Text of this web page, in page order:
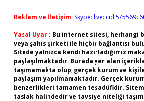
Reklam ve İletişim: Skype:
Yasal Uyarı: Bu internet sitesi, herhangi
veya şahıs şirketi ile hiçbir bağlantısı
Sitede yalnızca kendi hazırladığımız
paylaşılmaktadır. Burada yer alan
taşımamakta olup, gerçek kurum ve
paylaşım yapılmamaktadır. Gerçek
benzerlikleri tamamen tesadüfidir.
taslak halindedir ve tavsiye niteliği